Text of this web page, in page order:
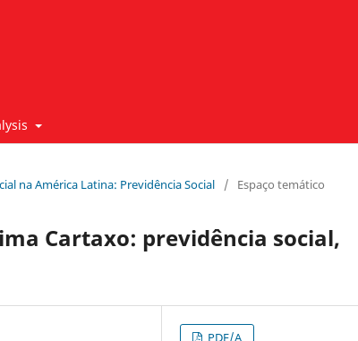
na América Latina: Previdência Social / Espaço temático
Cartaxo: previdência social,
PDF/A